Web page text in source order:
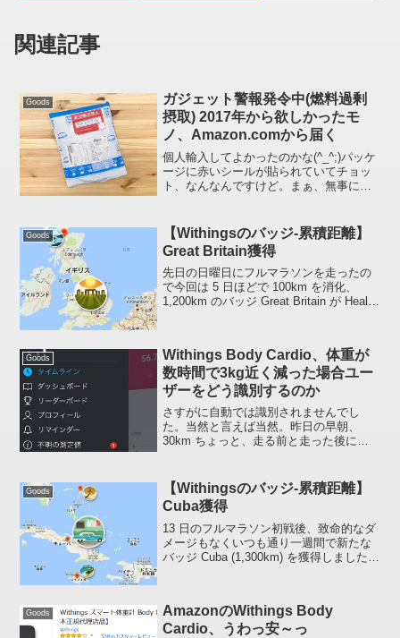
関連記事
Goods
ガジェット警報発令中(燃料過剰
摂取) 2017年から欲しかったモ
ノ、Amazon.comから届く
個人輸入してよかったのかな(^_^;)パッケ
ージに赤いシールが貼られていてチョッ
ト、なんなんですけど。まぁ、無事に届
いました(URL でバレバレだけど)詳細は
近いうちに...
Goods
【Withingsのバッジ-累積距離】
Great Britain獲得
先日の日曜日にフルマラソンを走ったの
で今回は 5 日ほどで 100km を消化、
1,200km のバッジ Great Britain が Health
Goods
Withings Body Cardio、体重が
数時間で3kg近く減った場合ユー
ザーをどう識別するのか
さすがに自動では識別されませんでし
た。当然と言えば当然。昨日の早朝、
30km ちょっと、走る前と走った後に体
「不明の測定値」と判断されました。早
いハナシ、別...
Goods
【Withingsのバッジ-累積距離】
Cuba獲得
13 日のフルマラソン初戦後、致命的なダ
メージもなくいつも通り一週間で新たな
バッジ Cuba (1,300km) を獲得しました。
Goods
AmazonのWithings Body
Cardio、うわっ安～っ